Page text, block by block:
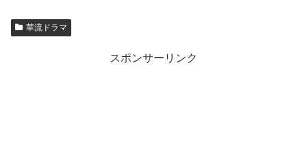
華流ドラマ
スポンサーリンク